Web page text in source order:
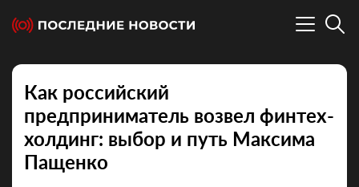
Как российский
предприниматель возвел финтех-
холдинг: выбор и путь Максима
Пащенко